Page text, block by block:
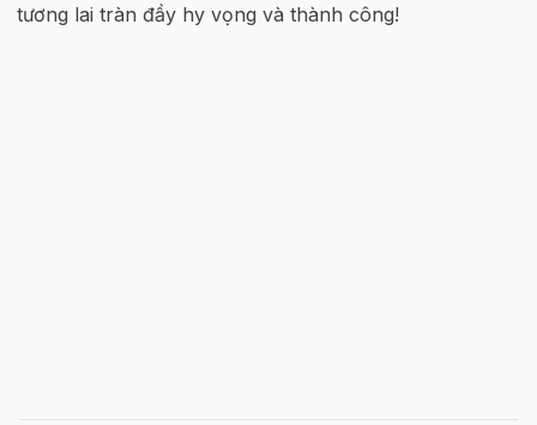
tương lai tràn đầy hy vọng và thành công!